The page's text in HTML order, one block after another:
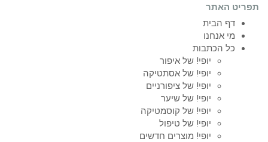
תפריט האתר
דף הבית
מי אנחנו
כל הכתבות
יופי! של איפור
יופי! של אסתטיקה
יופי! של ציפורניים
יופי! של שיער
יופי! של קוסמטיקה
יופי! של טיפול
יופי! מוצרים חדשים